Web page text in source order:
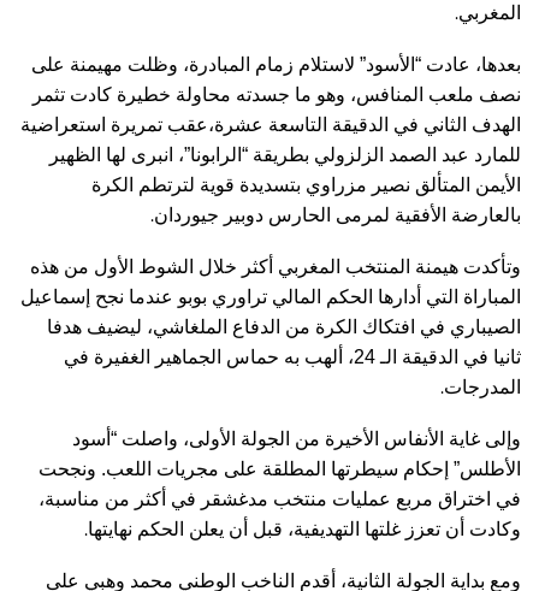
المغربي.
بعدها، عادت “الأسود” لاستلام زمام المبادرة، وظلت مهيمنة على
نصف ملعب المنافس، وهو ما جسدته محاولة خطيرة كادت تثمر
الهدف الثاني في الدقيقة التاسعة عشرة،عقب تمريرة استعراضية
للمارد عبد الصمد الزلزولي بطريقة “الرابونا”، انبرى لها الظهير
الأيمن المتألق نصير مزراوي بتسديدة قوية لترتطم الكرة
بالعارضة الأفقية لمرمى الحارس دوبير جيوردان.
وتأكدت هيمنة المنتخب المغربي أكثر خلال الشوط الأول من هذه
المباراة التي أدارها الحكم المالي تراوري بوبو عندما نجح إسماعيل
الصيباري في افتكاك الكرة من الدفاع الملغاشي، ليضيف هدفا
ثانيا في الدقيقة الـ 24، ألهب به حماس الجماهير الغفيرة في
المدرجات.
وإلى غاية الأنفاس الأخيرة من الجولة الأولى، واصلت “أسود
الأطلس” إحكام سيطرتها المطلقة على مجريات اللعب. ونجحت
في اختراق مربع عمليات منتخب مدغشقر في أكثر من مناسبة،
وكادت أن تعزز غلتها التهديفية، قبل أن يعلن الحكم نهايتها.
ومع بداية الجولة الثانية، أقدم الناخب الوطني محمد وهبي على